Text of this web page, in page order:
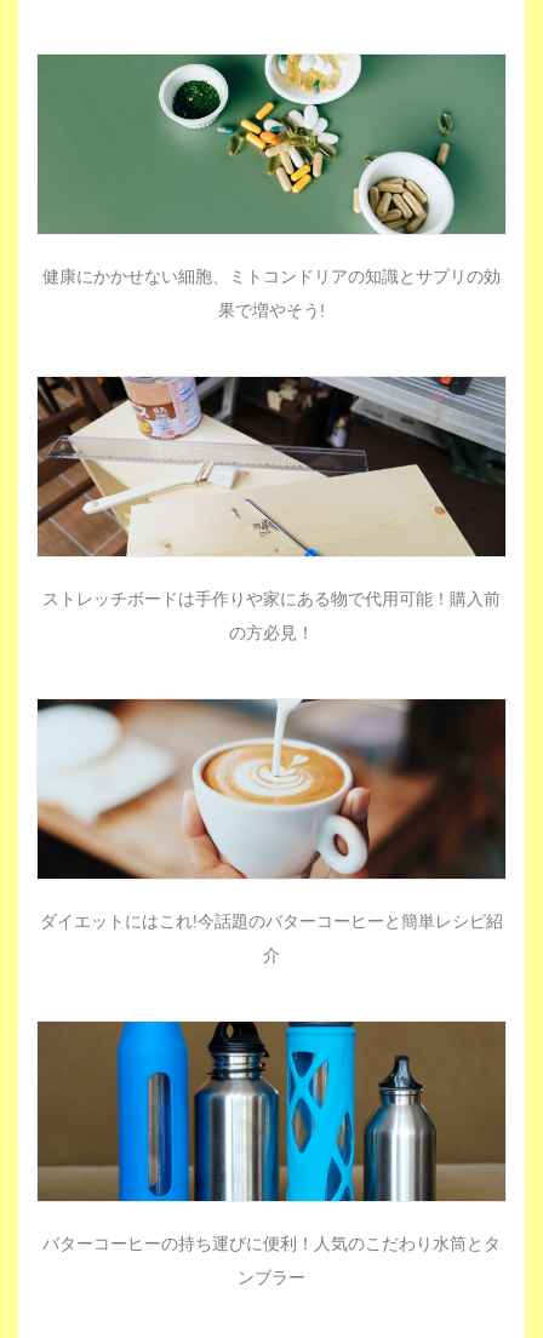
健康にかかせない細胞、ミトコンドリアの知識とサプリの効
果で増やそう!
ストレッチボードは手作りや家にある物で代用可能！購入前
の方必見！
ダイエットにはこれ!今話題のバターコーヒーと簡単レシピ紹
介
バターコーヒーの持ち運びに便利！人気のこだわり水筒とタ
ンブラー